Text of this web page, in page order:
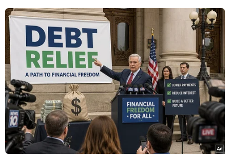
12.390 ca ghi nhận trong nước và 1.726 ca nhập
cảnh. Số lượng ca mắc mới tính từ ngày 27/4
đến nay là 10.820 ca, trong đó có 2.910 bệnh
nhân đã được công bố khỏi bệnh.
Có 16 tỉnh (Yên Bái, Quảng Ngãi, Quảng Ninh,
Quảng Trị, Thừa Thiên-Huế, Tuyên Quang, Sơn
La, Ninh Bình, Thanh Hóa, Thái Nguyên, Hải
Phòng, Bạc Liêu, Điện Biên, Đắk Lắk, Đồng
Tháp, Vĩnh Phúc) đã qua 14 ngày không ghi
nhận trường hợp mắc mới trong cộng đồng.